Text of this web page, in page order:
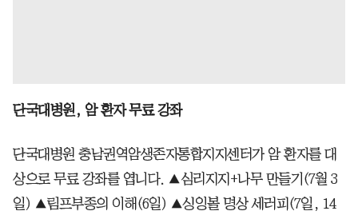
단국대병원, 암 환자 무료 강좌
단국대병원 충남권역암생존자통합지지센터가 암 환자를 대
상으로 무료 강좌를 엽니다. ▲심리지지+나무 만들기(7월 3
일) ▲림프부종의 이해(6일) ▲싱잉볼 명상 세러피(7일, 14